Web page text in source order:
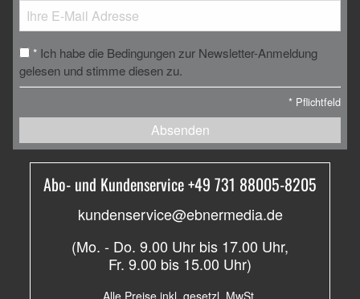
* Ich habe die Bedingungen zur Newsletter-Anmeldung
gelesen und stimme diesen zu.
* Pflichtfeld
Absenden
Abo- und Kundenservice +49 731 88005-8205
kundenservice@ebnermedia.de
(Mo. - Do. 9.00 Uhr bis 17.00 Uhr,
Fr. 9.00 bis 15.00 Uhr)
Alle Preise inkl. gesetzl. MwSt.